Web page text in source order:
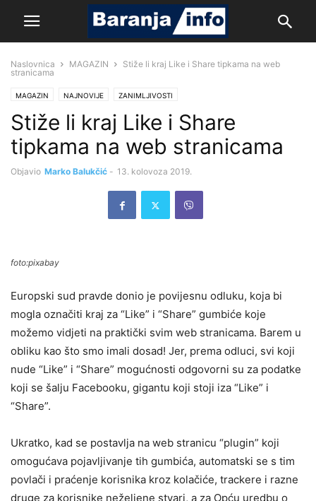
Naslovnica MAGAZIN
Stiže li kraj Like i Share tipkama na web
stranicama
MAGAZIN NAJNOVIJE ZANIMLJIVOSTI
Stiže li kraj Like i Share
tipkama na web stranicama
Objavio Marko Balukčić - 13. kolovoza 2019.
foto:pixabay
Europski sud pravde donio je povijesnu odluku, koja bi
mogla označiti kraj za “Like” i “Share” gumbiće koje
možemo vidjeti na praktički svim web stranicama. Barem u
obliku kao što smo imali dosad! Jer, prema odluci, svi koji
nude “Like” i “Share” mogućnosti odgovorni su za podatke
koji se šalju Facebooku, gigantu koji stoji iza “Like” i
“Share”.
Ukratko, kad se postavlja na web stranicu “plugin” koji
omogućava pojavljivanje tih gumbića, automatski se s tim
povlači i praćenje korisnika kroz kolačiće, trackere i razne
druge za korisnike neželjene stvari, a za Opću uredbu o